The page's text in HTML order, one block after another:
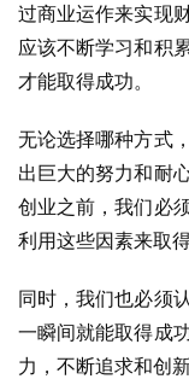
过商业运作来实现
应该不断学习和积
才能取得成功。
无论选择哪种方式
出巨大的努力和耐
创业之前，我们必
利用这些因素来取得
同时，我们也必须
一瞬间就能取得成
力，不断追求和创